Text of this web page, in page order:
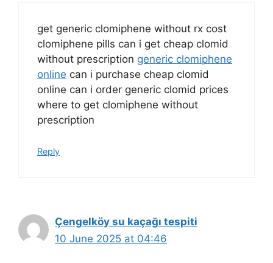
get generic clomiphene without rx cost
clomiphene pills can i get cheap clomid
without prescription generic clomiphene
online can i purchase cheap clomid
online can i order generic clomid prices
where to get clomiphene without
prescription
Reply
Çengelköy su kaçağı tespiti
10 June 2025 at 04:46